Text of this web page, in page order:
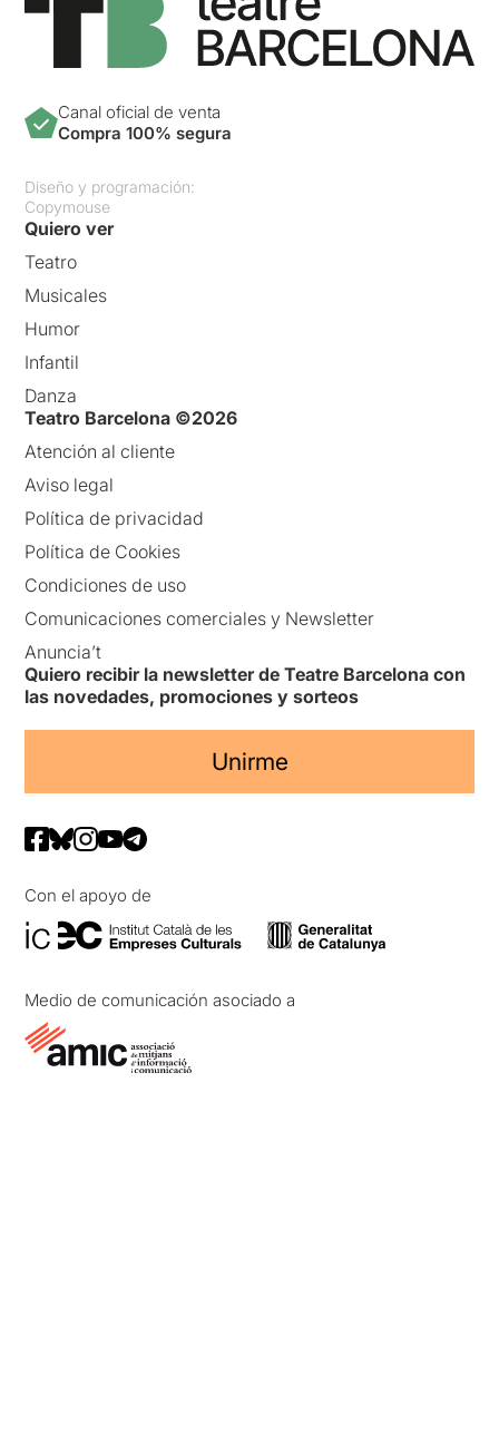
Canal oficial de venta
Compra 100% segura
Diseño y programación:
Copymouse
Quiero ver
Teatro
Musicales
Humor
Infantil
Danza
Teatro Barcelona ©2026
Atención al cliente
Aviso legal
Política de privacidad
Política de Cookies
Condiciones de uso
Comunicaciones comerciales y Newsletter
Anuncia’t
Quiero recibir la newsletter de Teatre Barcelona con
las novedades, promociones y sorteos
Unirme
Con el apoyo de
Medio de comunicación asociado a